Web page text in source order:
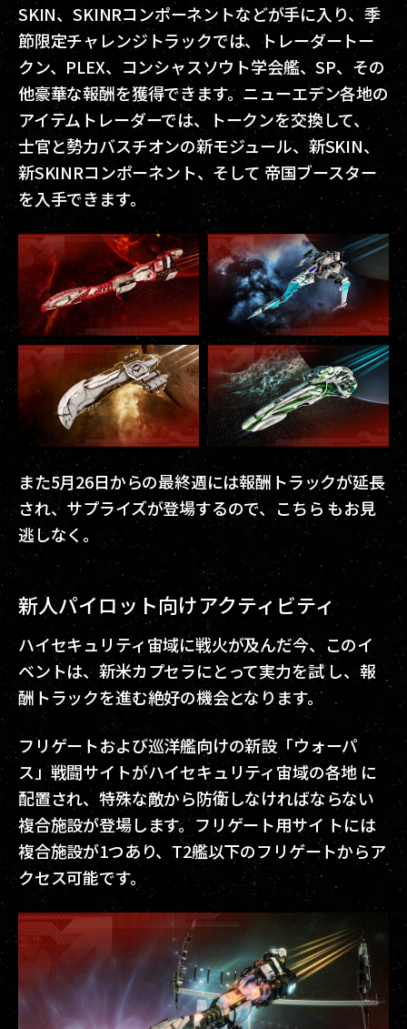
SKIN、SKINRコンポーネントなどが手に入り、季
節限定チャレンジトラックでは、トレーダートー
クン、PLEX、コンシャスソウト学会艦、SP、その
他豪華な報酬を獲得できます。ニューエデン各地の
アイテムトレーダーでは、トークンを交換して、
士官と勢力バスチオンの新モジュール、新SKIN、
新SKINRコンポーネント、そして 帝国ブースター
を入手できます。
また5月26日からの最終週には報酬トラックが延長
され、サプライズが登場するので、こちら もお見
逃しなく。
新人パイロット向けアクティビティ
ハイセキュリティ宙域に戦火が及んだ今、このイ
ベントは、新米カプセラにとって実力を試 し、報
酬トラックを進む絶好の機会となります。
フリゲートおよび巡洋艦向けの新設「ウォーパ
ス」戦闘サイトがハイセキュリティ宙域の各地 に
配置され、特殊な敵から防衛しなければならない
複合施設が登場します。フリゲート用サイ トには
複合施設が1つあり、T2艦以下のフリゲートからア
クセス可能です。